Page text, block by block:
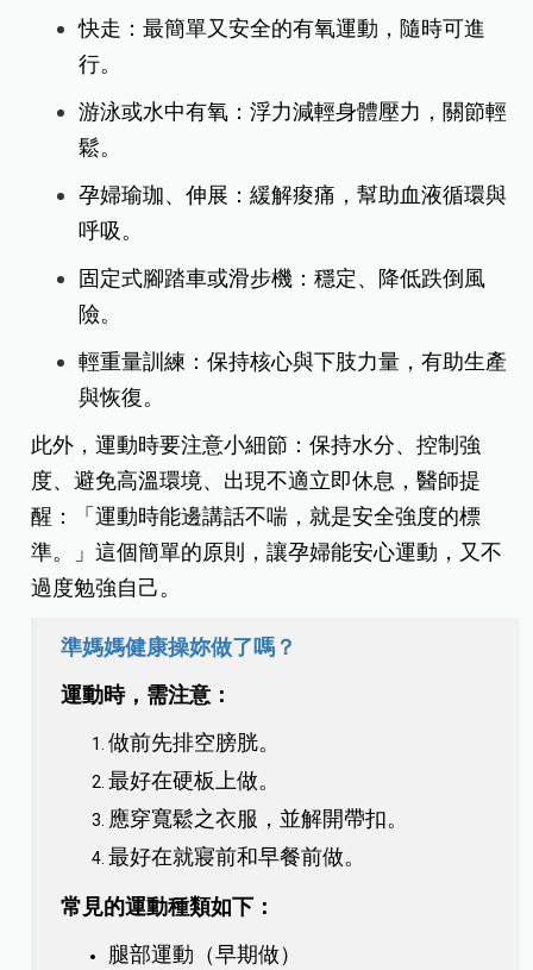
快走：最簡單又安全的有氧運動，隨時可進
行。
游泳或水中有氧：浮力減輕身體壓力，關節輕
鬆。
孕婦瑜珈、伸展：緩解痠痛，幫助血液循環與
呼吸。
固定式腳踏車或滑步機：穩定、降低跌倒風
險。
輕重量訓練：保持核心與下肢力量，有助生產
與恢復。
此外，運動時要注意小細節：保持水分、控制強
度、避免高溫環境、出現不適立即休息，醫師提
醒：「運動時能邊講話不喘，就是安全強度的標
準。」這個簡單的原則，讓孕婦能安心運動，又不
過度勉強自己。
準媽媽健康操妳做了嗎？
運動時，需注意：
做前先排空膀胱。
最好在硬板上做。
應穿寬鬆之衣服，並解開帶扣。
最好在就寢前和早餐前做。
常見的運動種類如下：
腿部運動（早期做）